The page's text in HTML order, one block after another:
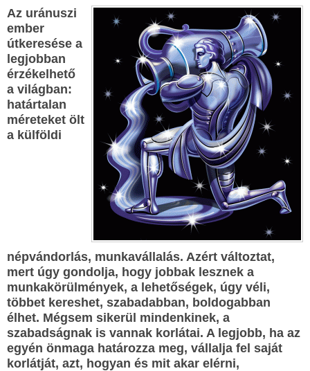
Az uránuszi
ember
útkeresése a
legjobban
érzékelhető
a világban:
határtalan
méreteket ölt
a külföldi
népvándorlás, munkavállalás. Azért változtat,
mert úgy gondolja, hogy jobbak lesznek a
munkakörülmények, a lehetőségek, úgy véli,
többet kereshet, szabadabban, boldogabban
élhet. Mégsem sikerül mindenkinek, a
szabadságnak is vannak korlátai. A legjobb, ha az
egyén önmaga határozza meg, vállalja fel saját
korlátját, azt, hogyan és mit akar elérni,